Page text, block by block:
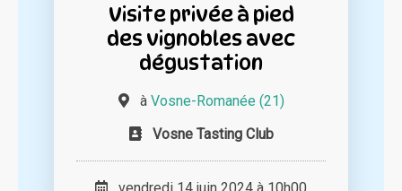
Visite privée à pied
des vignobles avec
dégustation
à Vosne-Romanée (21)
Vosne Tasting Club